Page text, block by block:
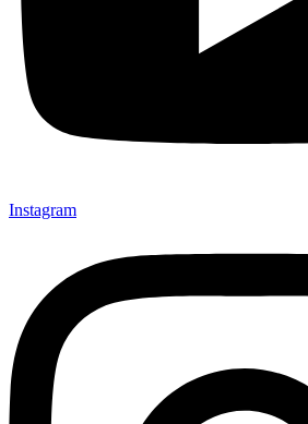
Instagram